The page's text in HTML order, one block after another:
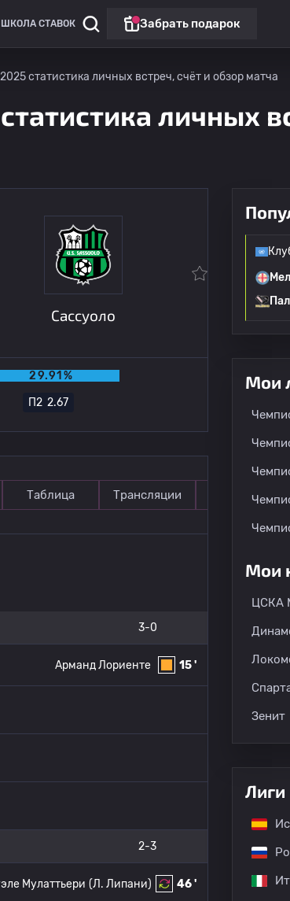
ШКОЛА СТАВОК Забрать подарок
статистика личных встреч, счёт и обзор матча
личных
Сассуоло
29.91%
П22.67
Таблица Трансляции Прогноз
3-0
15 '
Арманд Лориенте
2-3
46 '
(Л. Липани)
Мулаттьери
Клубные товарищеские матчи
Аугсбург
08.08
Мои
Мои
ЦСКА
Зенит
Лиги